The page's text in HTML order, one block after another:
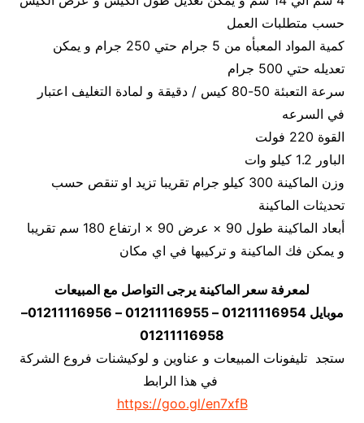
حسب متطلبات العمل
كمية المواد المعبأه من 5 جرام حتي 250 جرام و يمكن
تعديله حتي 500 جرام
سرعة التعبئة 50-80 كيس / دقيقة و لمادة التغليف اعتبار
في السرعه
القوة 220 فولت
الباور 1.2 كيلو وات
وزن الماكينة 300 كيلو جرام تقريبا تزيد او تنقص حسب
تحديثات الماكينة
أبعاد الماكينة طول 90 × عرض 90 × ارتفاع 180 سم تقريبا
و يمكن فك الماكينة و تركيبها في اي مكان
لمعرفة سعر الماكينة يرجى التواصل مع المبيعات
موبايل 01211116954 – 01211116955 – 01211116956–
01211116958
ستجد تليفونات المبيعات و عناوين و لوكيشنات فروع الشركة
في هذا الرابط
https://goo.gl/en7xfB